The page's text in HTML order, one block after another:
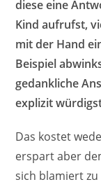
diese eine
Kind aufrufst,
mit der Hand
Beispiel
gedankliche
explizit
Das kostet
erspart aber
sich blamiert zu